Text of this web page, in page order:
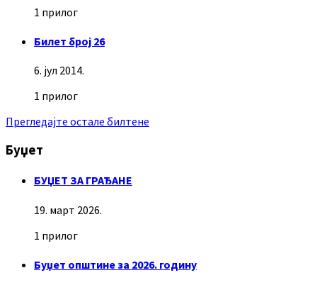
1 прилог
Билет број 26
6. јул 2014.
1 прилог
Прегледајте остале билтене
Буџет
БУЏЕТ ЗА ГРАЂАНЕ
19. март 2026.
1 прилог
Буџет општине за 2026. годину